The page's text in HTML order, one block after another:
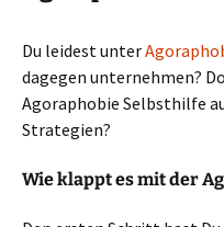
Du leidest unter
dagegen unternehmen?
Agoraphobie Selbsthilfe
Strategien?
Wie klappt es mit der